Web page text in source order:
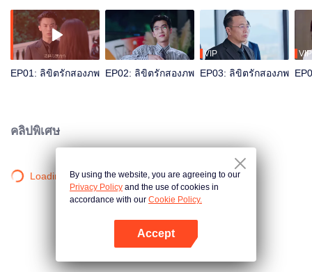
EP01: ลิขิตรักสองภพ EP02: ลิขิตรักสองภพ
VIP
EP03: ลิขิตรักสองภพ
VIP
คลิปพิเศษ
Loading…By using the website, you are agreeing to our
Privacy Policy and the use of cookies in
accordance with our Cookie Policy.
Accept